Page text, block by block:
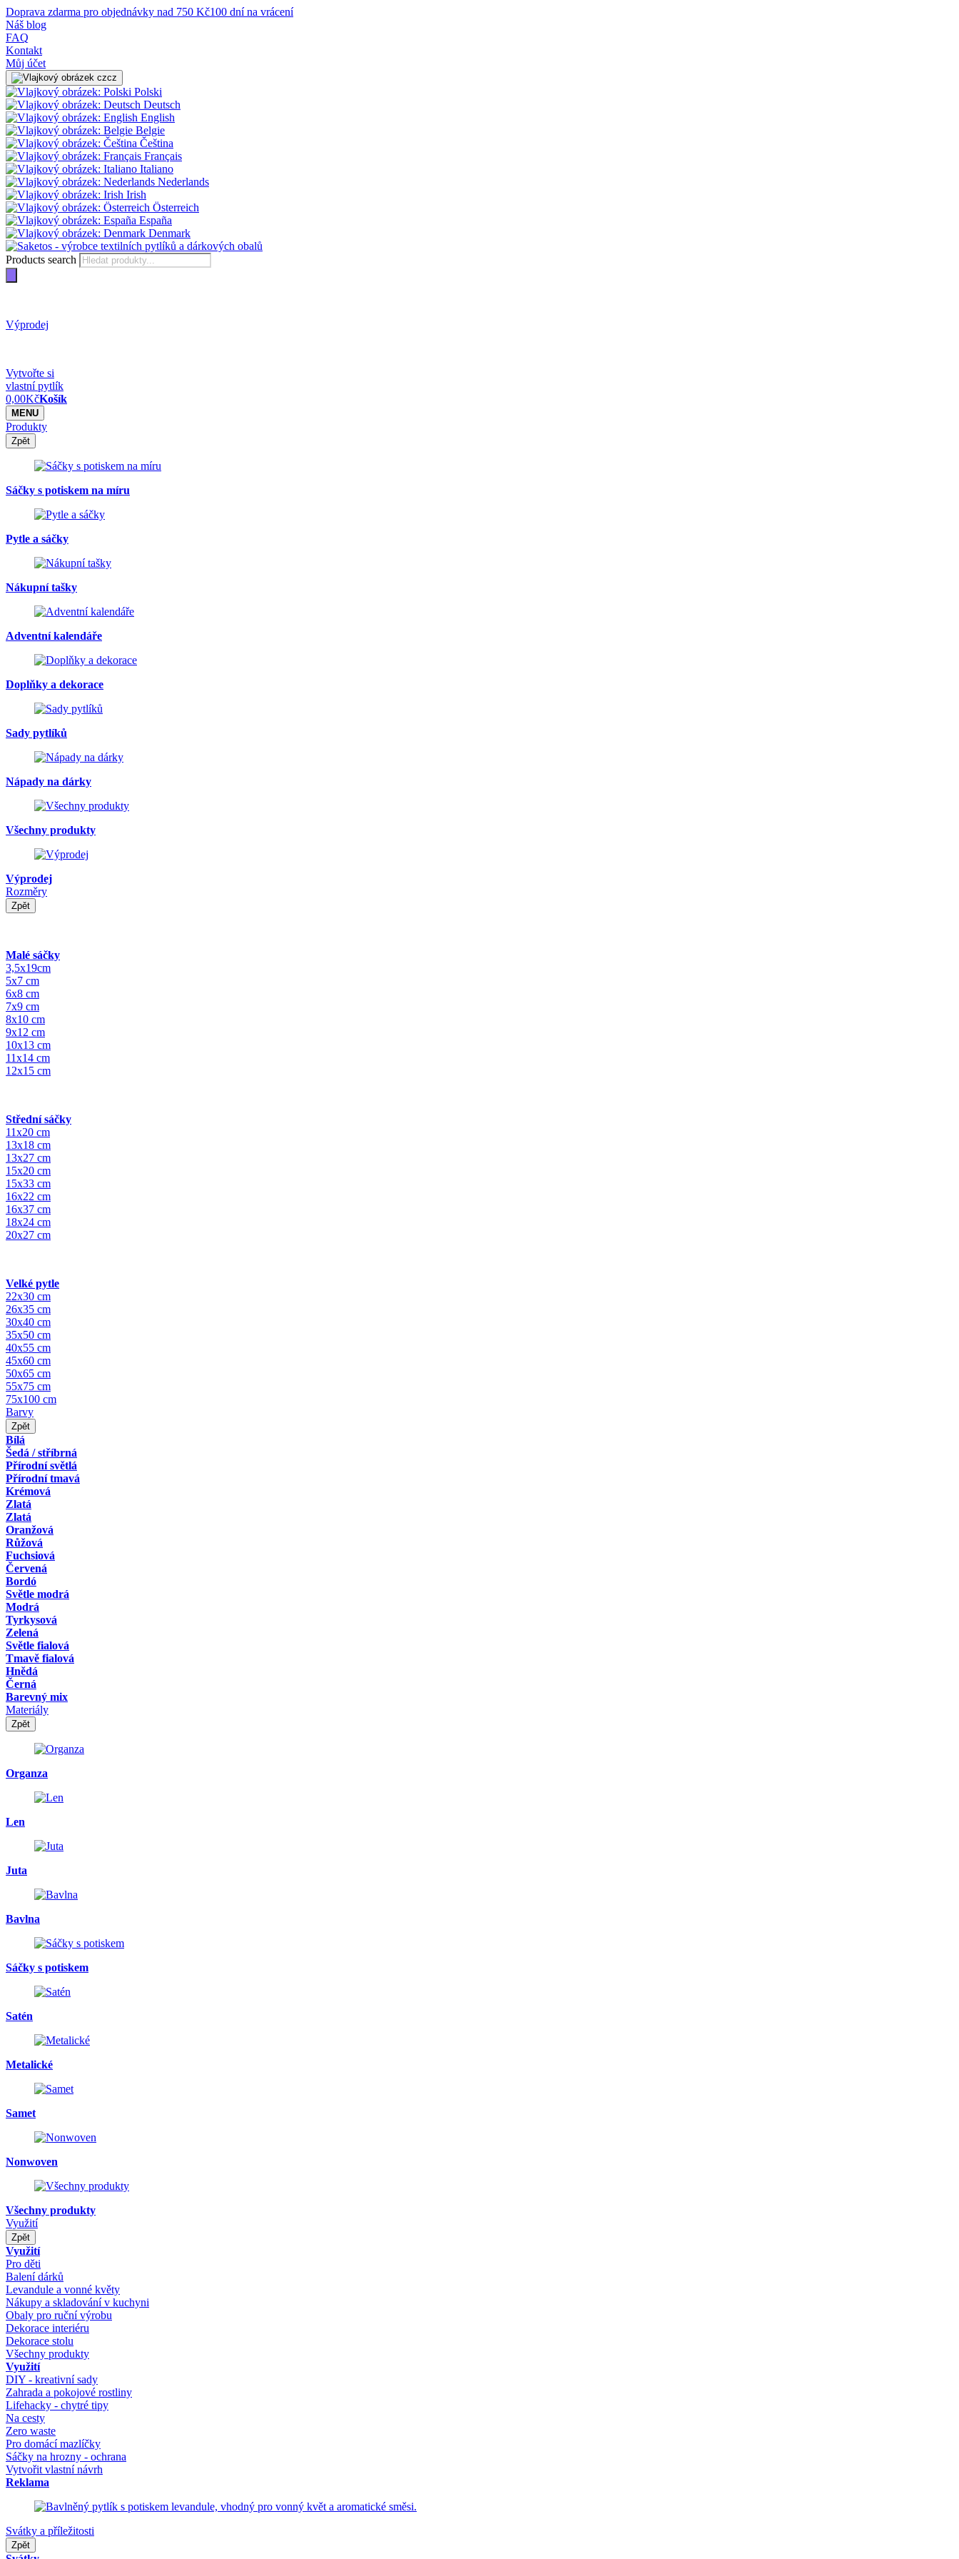
Doprava zdarma pro objednávky nad 750 Kč100 dní na vrácení
Náš blog
FAQ
Kontakt
Můj účet
cz
Polski
Deutsch
English
Belgie
Čeština
Français
Italiano
Nederlands
Irish
Österreich
España
Denmark
Products search
Výprodej
Vytvořte si
vlastní pytlík
0,00KčKošík
MENU
Produkty
Zpět
Sáčky s potiskem na míru
Pytle a sáčky
Nákupní tašky
Adventní kalendáře
Doplňky a dekorace
Sady pytlíků
Nápady na dárky
Všechny produkty
Výprodej
Rozměry
Zpět
Malé sáčky
3,5x19cm
5x7 cm
6x8 cm
7x9 cm
8x10 cm
9x12 cm
10x13 cm
11x14 cm
12x15 cm
Střední sáčky
11x20 cm
13x18 cm
13x27 cm
15x20 cm
15x33 cm
16x22 cm
16x37 cm
18x24 cm
20x27 cm
Velké pytle
22x30 cm
26x35 cm
30x40 cm
35x50 cm
40x55 cm
45x60 cm
50x65 cm
55x75 cm
75x100 cm
Barvy
Zpět
Bílá
Šedá / stříbrná
Přírodní světlá
Přírodní tmavá
Krémová
Zlatá
Zlatá
Oranžová
Růžová
Fuchsiová
Červená
Bordó
Světle modrá
Modrá
Tyrkysová
Zelená
Světle fialová
Tmavě fialová
Hnědá
Černá
Barevný mix
Materiály
Zpět
Organza
Len
Juta
Bavlna
Sáčky s potiskem
Satén
Metalické
Samet
Nonwoven
Všechny produkty
Využití
Zpět
Využití
Pro děti
Balení dárků
Levandule a vonné květy
Nákupy a skladování v kuchyni
Obaly pro ruční výrobu
Dekorace interiéru
Dekorace stolu
Všechny produkty
Využití
DIY - kreativní sady
Zahrada a pokojové rostliny
Lifehacky - chytré tipy
Na cesty
Zero waste
Pro domácí mazlíčky
Sáčky na hrozny - ochrana
Vytvořit vlastní návrh
Reklama
Svátky a příležitosti
Zpět